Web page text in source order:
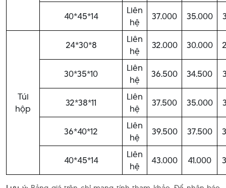
40*45*14
Liên
hệ
37.000 35.000
Túi
hộp
24*30*8
Liên
hệ
32.000 30.000
30*35*10
Liên
hệ
36.500 34.500
32*38*11
Liên
hệ
37.500 35.000
36*40*12
Liên
hệ
39.500 37.500
40*45*14
Liên
hệ
43.000 41.000